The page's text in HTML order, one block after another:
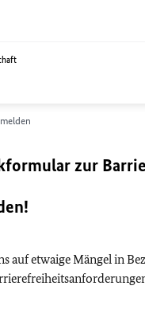
zur
auf etwaige Mängel in